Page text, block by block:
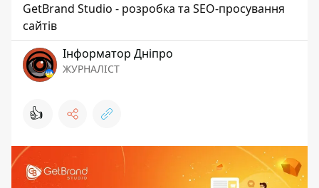
GetBrand Studio - розробка та SEO-просування
сайтів
Інформатор Дніпро
ЖУРНАЛІСТ
👍